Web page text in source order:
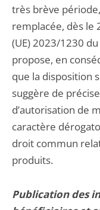
très brève
remplacée, dès le
(UE) 2023/1230
propose, en
que la disposition
suggère de
d’autorisation de
caractère
droit commun
produits.
Publication des